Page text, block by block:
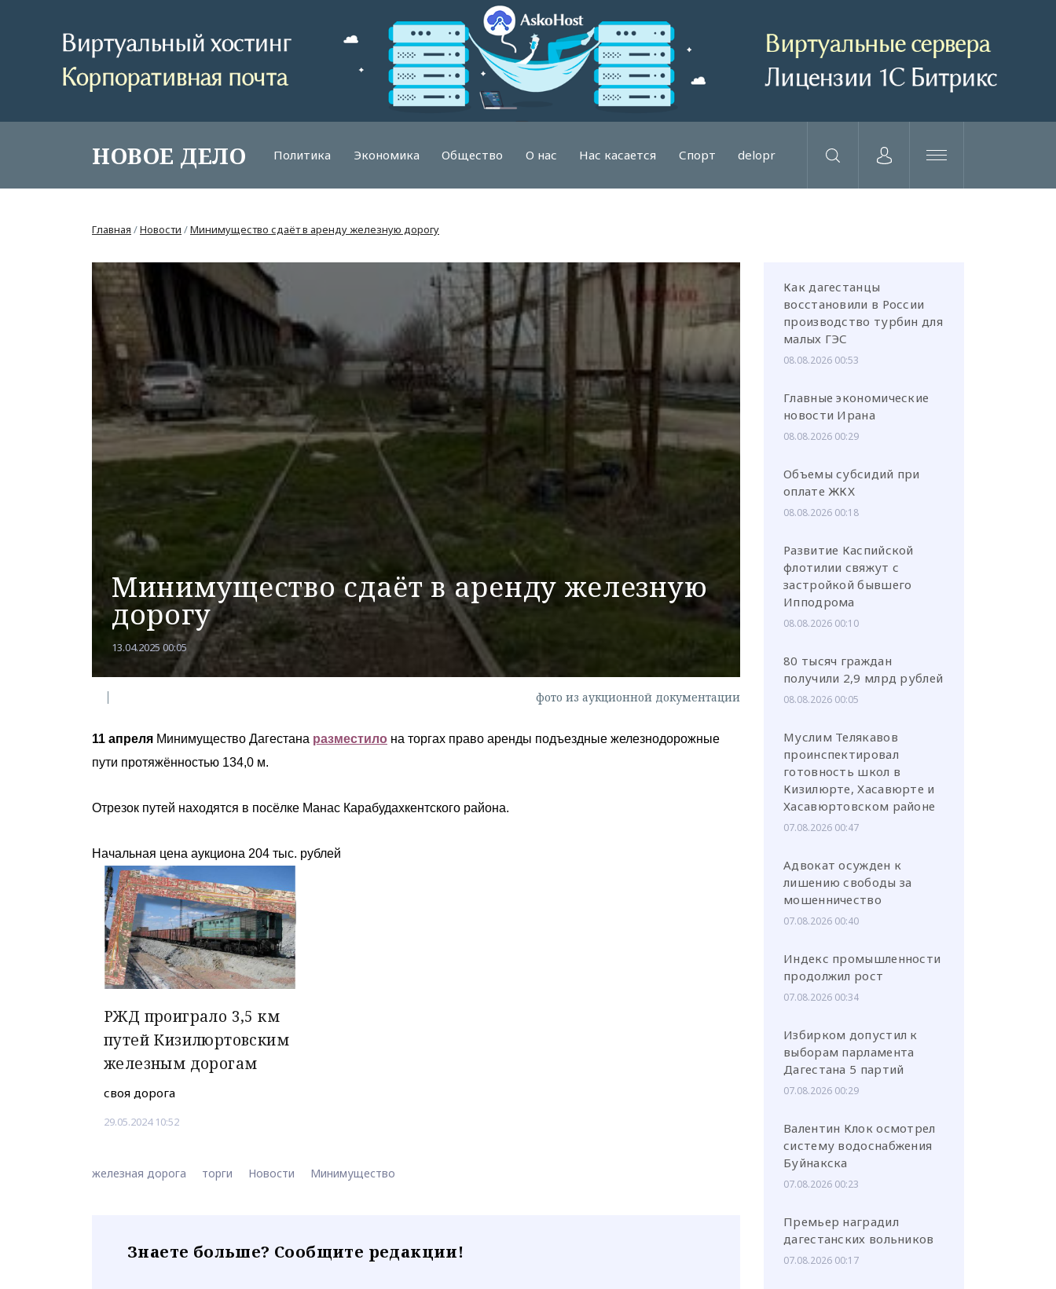
НОВОЕ ДЕЛО Политика Экономика Общество О нас Нас касается Спорт delopr
или через соц. сети
Главная /Новости /Минимущество сдаёт в аренду железную дорогу
Минимущество сдаёт в аренду железную
дорогу
13.04.2025 00:05
фото из аукционной документации
11 апреля Минимущество Дагестана разместило на торгах право аренды подъездные железнодорожные
пути протяжённостью 134,0 м.
Отрезок путей находятся в посёлке Манас Карабудахкентского района.
Начальная цена аукциона 204 тыс. рублей
РЖД проиграло 3,5 км
путей Кизилюртовским
железным дорогам
своя дорога
29.05.2024 10:52
железная дорога торги Новости Минимущество
Знаете больше? Сообщите редакции!
Как дагестанцы
восстановили в России
производство турбин для
малых ГЭС
08.08.2026 00:53
Главные экономические
новости Ирана
08.08.2026 00:29
Объемы субсидий при
оплате ЖКХ
08.08.2026 00:18
Развитие Каспийской
флотилии свяжут с
застройкой бывшего
Ипподрома
08.08.2026 00:10
80 тысяч граждан
получили 2,9 млрд рублей
08.08.2026 00:05
Муслим Телякавов
проинспектировал
готовность школ в
Кизилюрте, Хасавюрте и
Хасавюртовском районе
07.08.2026 00:47
Адвокат осужден к
лишению свободы за
мошенничество
07.08.2026 00:40
Индекс промышленности
продолжил рост
07.08.2026 00:34
Избирком допустил к
выборам парламента
Дагестана 5 партий
07.08.2026 00:29
Валентин Клок осмотрел
систему водоснабжения
Буйнакска
07.08.2026 00:23
Премьер наградил
дагестанских вольников
07.08.2026 00:17